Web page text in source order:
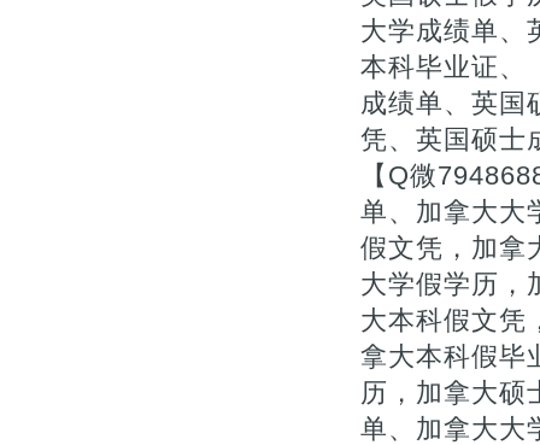
大学成绩单、
本科毕业证、
成绩单、英国
凭、英国硕士
【Q微
单、加拿大大
假文凭，加拿
大学假学历，
大本科假文凭
拿大本科假毕
历，加拿大硕
单、加拿大大